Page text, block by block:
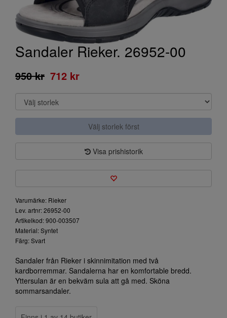
Sandaler Rieker. 26952-00
950 kr 712 kr
Välj storlek först
Visa prishistorik
Varumärke: Rieker
Lev. artnr: 26952-00
Artikelkod: 900-003507
Material: Syntet
Färg: Svart
Sandaler från Rieker i skinnimitation med två
kardborremmar. Sandalerna har en komfortable bredd.
Yttersulan är en bekväm sula att gå med. Sköna
sommarsandaler.